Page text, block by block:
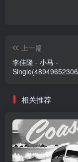
上一篇
李佳隆 - 小马 -
相关推荐